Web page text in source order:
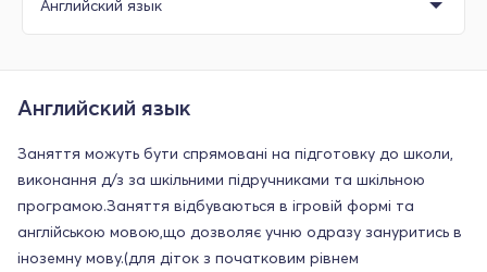
Английский язык
Заняття можуть бути спрямовані на підготовку до школи,
виконання д/з за шкільними підручниками та шкільною
програмою.Заняття відбуваються в ігровій формі та
англійською мовою,що дозволяє учню одразу зануритись в
іноземну мову.(для діток з початковим рівнем